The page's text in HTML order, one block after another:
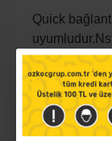
Quick
ÜRÜN YORUMLARI